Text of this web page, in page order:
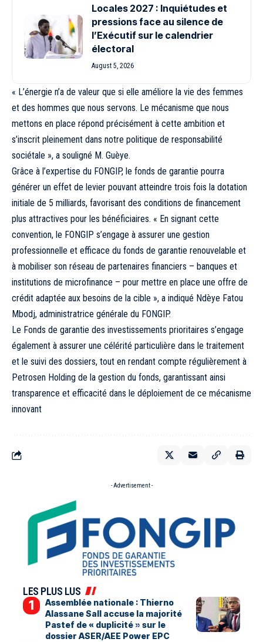
Locales 2027 : Inquiétudes et
pressions face au silence de
l’Exécutif sur le calendrier
électoral
August 5, 2026
« L’énergie n’a de valeur que si elle améliore la vie des femmes
et des hommes que nous servons. Le mécanisme que nous
mettons en place répond précisément à cette ambition et
s’inscrit pleinement dans notre politique de responsabilité
sociétale », a souligné M. Guèye.
Grâce à l’expertise du FONGIP, le fonds de garantie pourra
générer un effet de levier pouvant atteindre trois fois la dotation
initiale de 5 milliards, favorisant des conditions de financement
plus attractives pour les bénéficiaires. « En signant cette
convention, le FONGIP s’engage à assurer une gestion
professionnelle et efficace du fonds de garantie renouvelable et
à mobiliser son réseau de partenaires financiers – banques et
institutions de microfinance – pour mettre en place une offre de
crédit adaptée aux besoins de la cible », a indiqué Ndèye Fatou
Mbodj, administratrice générale du FONGIP.
Le Fonds de garantie des investissements prioritaires s’engage
également à assurer une célérité particulière dans le traitement
et le suivi des dossiers, tout en rendant compte régulièrement à
Petrosen Holding de la gestion du fonds, garantissant ainsi
transparence et efficacité dans le déploiement de ce mécanisme
innovant
- Advertisement -
LES PLUS LUS
Assemblée nationale : Thierno
Alassane Sall accuse la majorité
Pastef de « duplicité » sur le
dossier ASER/AEE Power EPC